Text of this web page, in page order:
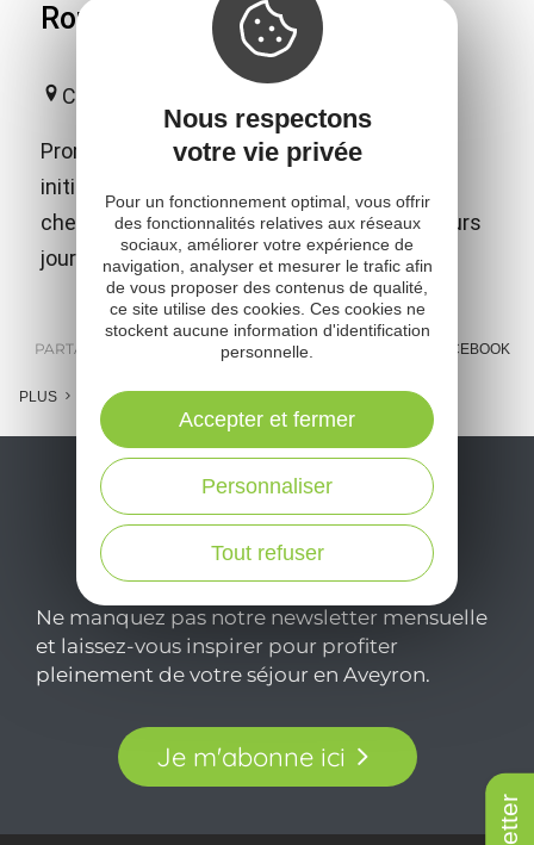
Rougier
Camarès
Promenade, baptême, enseignement et
initiation, cours d'équitation à poney et à
cheval toute l'année. Randonnée sur plusieurs
jours.
PARTAGER : E-MAIL MESSENGER FACEBOOK
PLUS
Ne manquez pas notre newsletter mensuelle
et laissez-vous inspirer pour profiter
pleinement de votre séjour en Aveyron.
Je m'abonne ici
Nous respectons
votre vie privée
Pour un fonctionnement optimal, vous offrir
des fonctionnalités relatives aux réseaux
sociaux, améliorer votre expérience de
navigation, analyser et mesurer le trafic afin
de vous proposer des contenus de qualité,
ce site utilise des cookies. Ces cookies ne
stockent aucune information d'identification
personnelle.
Tout refuser
Personnaliser
Accepter et fermer